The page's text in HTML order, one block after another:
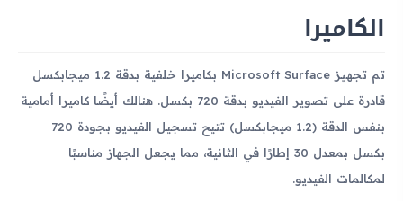
الكاميرا
تم تجهيز Microsoft Surface بكاميرا خلفية بدقة 1.2 ميجابكسل
قادرة على تصوير الفيديو بدقة 720 بكسل. هنالك أيضًا كاميرا أمامية
بنفس الدقة (1.2 ميجابكسل) تتيح تسجيل الفيديو بجودة 720
بكسل بمعدل 30 إطارًا في الثانية، مما يجعل الجهاز مناسبًا
لمكالمات الفيديو.